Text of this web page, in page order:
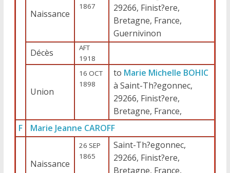
Naissance
1867
29266, Finist?ere,
Bretagne, France,
Guernivinon
Décès
AFT
1918
Union
16 OCT
1898
to Marie Michelle BOHIC
à Saint-Th?egonnec,
29266, Finist?ere,
Bretagne, France,
F
Marie Jeanne CAROFF
Naissance
26 SEP
1865
Saint-Th?egonnec,
29266, Finist?ere,
Bretagne, France,